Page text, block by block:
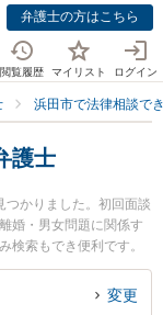
弁護士の方はこちら
閲覧履歴 マイリスト ログイン
浜田市で法律相談で
護士
つかりました。初回面談
婚・男女問題に関係す
検索もでき便利です。
ール情報や弁護士費
間に発生した熟年離
変更